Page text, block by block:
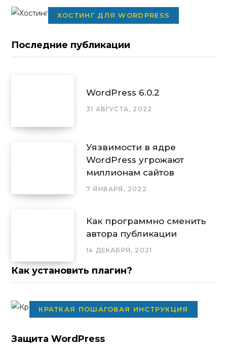
ХОСТИНГ ДЛЯ WORDPRESS
Последние публикации
WordPress 6.0.2
31 АВГУСТА, 2022
Уязвимости в ядре
WordPress угрожают
миллионам сайтов
7 ЯНВАРЯ, 2022
Как программно сменить
автора публикации
14 ДЕКАБРЯ, 2021
Как установить плагин?
КРАТКАЯ ПОШАГОВАЯ ИНСТРУКЦИЯ
Защита WordPress